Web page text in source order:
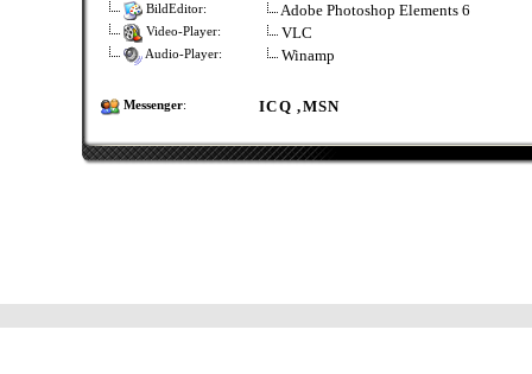
BildEditor: Adobe Photoshop Elements 6
Video-Player: VLC
Audio-Player: Winamp
Messenger: ICQ ,MSN